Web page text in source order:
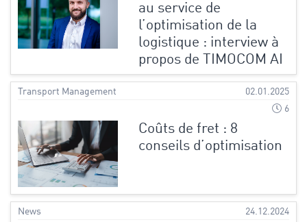
au service de
l’optimisation de la
logistique : interview à
propos de TIMOCOM AI
Transport Management
02.01.2025
6
Coûts de fret : 8
conseils d’optimisation
News 24.12.2024